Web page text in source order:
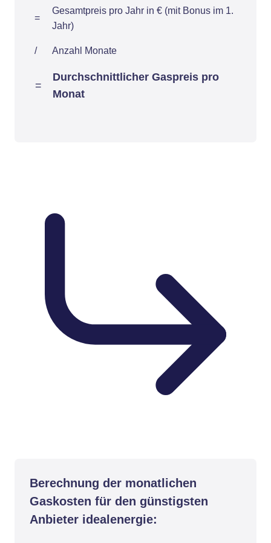
=
Gesamtpreis pro Jahr in € (mit Bonus im 1.
Jahr)
/ Anzahl Monate
=
Durchschnittlicher Gaspreis pro
Monat
Berechnung der monatlichen
Gaskosten für den günstigsten
Anbieter idealenergie: